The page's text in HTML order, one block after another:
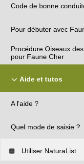
Code de bonne
Pour débuter avec
Procédure Oiseaux
pour Faune Cher
Aide et tutos
A l'aide ?
Quel mode de saisie ?
Utiliser NaturaList